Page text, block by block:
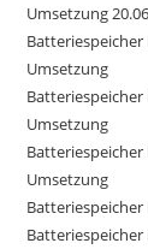
Umsetzung
Umsetzung
Umsetzung
Umsetzung